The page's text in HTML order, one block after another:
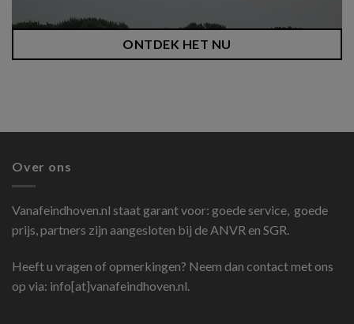
ONTDEK HET NU
Over ons
Vanafeindhoven.nl staat garant voor: goede service, goede
prijs, partners zijn aangesloten bij de ANVR en SGR.
Heeft u vragen of opmerkingen? Neem dan contact met ons
op via: info[at]vanafeindhoven.nl.